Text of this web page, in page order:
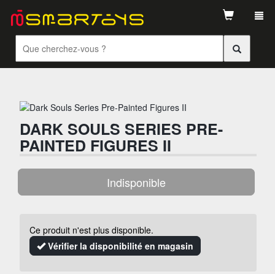
DARK SOULS SERIES PRE-
PAINTED FIGURES II
Indisponible
Ce produit n'est plus disponible.
Vérifier la disponibilité en magasin